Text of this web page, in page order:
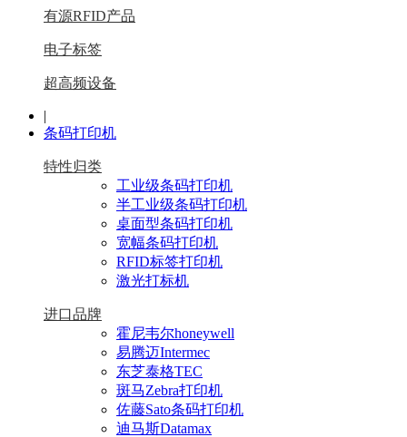
有源RFID产品
电子标签
超高频设备
|
条码打印机
特性归类
工业级条码打印机
半工业级条码打印机
桌面型条码打印机
宽幅条码打印机
RFID标签打印机
激光打标机
进口品牌
霍尼韦尔honeywell
易腾迈Intermec
东芝泰格TEC
斑马Zebra打印机
佐藤Sato条码打印机
迪马斯Datamax